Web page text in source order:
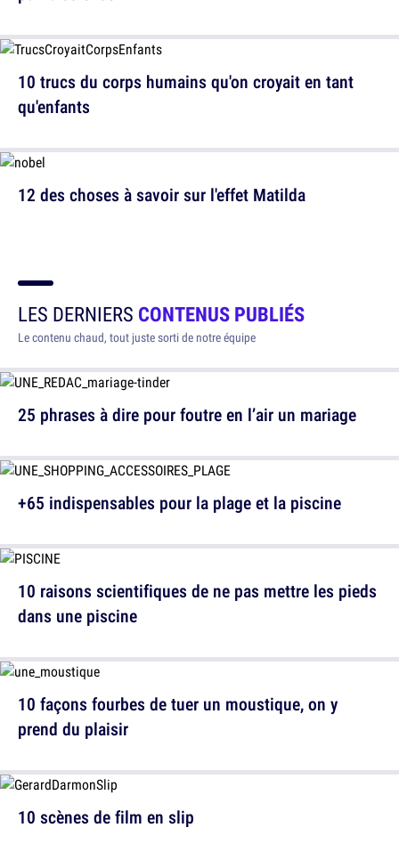
12 des choses à savoir sur l'effet Matilda
10 trucs du corps humains qu'on croyait en tant
qu'enfants
LES DERNIERS CONTENUS PUBLIÉS
Le contenu chaud, tout juste sorti de notre équipe
25 phrases à dire pour foutre en l’air un mariage
10 raisons scientifiques de ne pas mettre les pieds
dans une piscine
10 scènes de film en slip
+65 indispensables pour la plage et la piscine
10 façons fourbes de tuer un moustique, on y
prend du plaisir